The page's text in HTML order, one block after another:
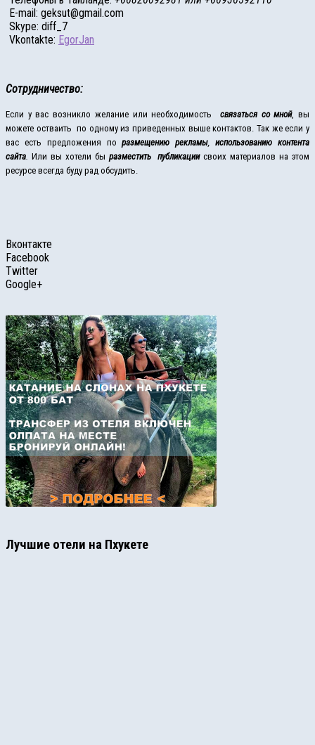
E-mail: geksut@gmail.com
Skype: diff_7
Vkontakte: EgorJan
Сотрудничество:
Если у вас возникло желание или необходимость связаться со мной, вы
можете остваить по одному из приведенных выше контактов. Так же если у
вас есть предложения поразмещению рекламы ,использованию контента
сайта Или вы хотели бы разместить публикациисвоих материалов на этом
ресурсе всегда буду рад обсудить.
Вконтакте
Facebook
Twitter
Google+
Лучшие отели на Пхукете